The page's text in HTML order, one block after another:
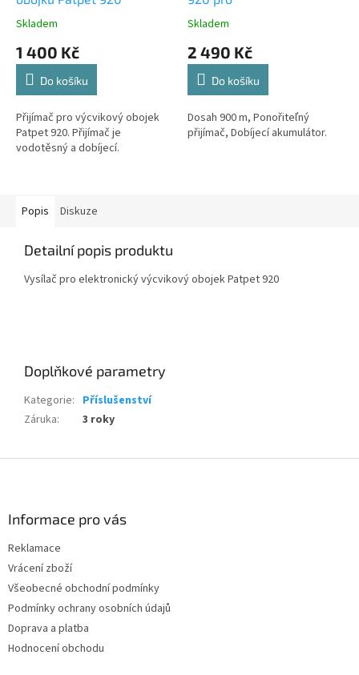
Skladem
1 400 Kč
Do košíku
Přijímač pro výcvikový obojek
Patpet 920. Přijímač je
vodotěsný a dobíjecí.
Skladem
2 490 Kč
Do košíku
Dosah 900 m, Ponořiteľný
přijímač, Dobíjecí akumulátor.
Popis Diskuze
Detailní popis produktu
Vysílač pro elektronický výcvikový obojek Patpet 920
Doplňkové parametry
Kategorie: Příslušenství
Záruka: 3 roky
Informace pro vás
Reklamace
Vrácení zboží
Všeobecné obchodní podmínky
Podmínky ochrany osobních údajů
Doprava a platba
Hodnocení obchodu